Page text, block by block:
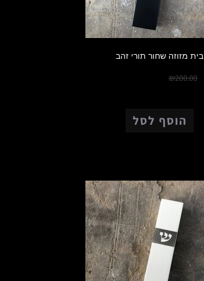
בית מזוזה שחור תורי זהב
₪200.00
הוסף לסל